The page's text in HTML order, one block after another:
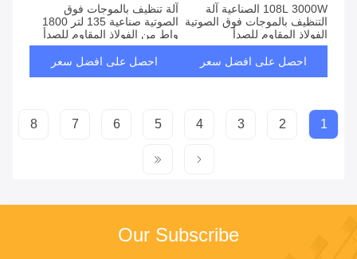
108L 3000W الصناعية آلة
التنظيف بالموجات فوق الصوتية
الفولاذ المقاوم للصدأ
احصل على افضل سعر
آلة تنظيف بالموجات فوق
الصوتية صناعية 135 لتر 1800
واط من الفولاذ المقاوم للصدأ
احصل على افضل سعر
1
2
3
4
5
6
7
8
Our Subscribe